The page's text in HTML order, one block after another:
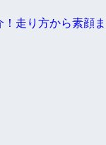
！走り方から素顔ま